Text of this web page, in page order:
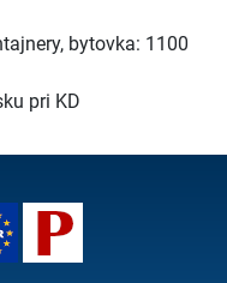
bytovka: 1100
pri KD